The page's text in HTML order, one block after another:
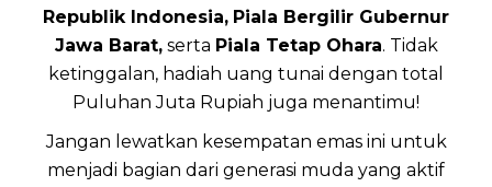
Republik Indonesia, Piala Bergilir Gubernur
Jawa Barat,serta Piala Tetap Ohara. Tidak
ketinggalan, hadiah uang tunai dengan total
Puluhan Juta Rupiah juga menantimu!
Jangan lewatkan kesempatan emas ini untuk
menjadi bagian dari generasi muda yang aktif